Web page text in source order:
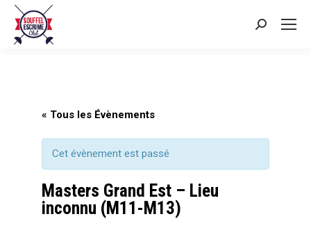
Search:
« Tous les Évènements
Cet évènement est passé
Masters Grand Est – Lieu
inconnu (M11-M13)